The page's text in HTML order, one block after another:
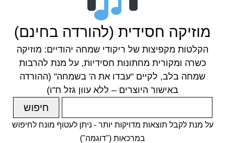
מוזיקה חסידית (להורדה בחינם)
הקלטות מקפיצות של ריקודי שמחה יהודיים: מוזיקה
כשרה ומקורית מחתונות חסידיות, על מנת להרבות
שמחה בלב, לקיים "עבדו את ה' בשמחה" (ההורדה
באישור היוצרים – ללא עוון גזל ח"ו)
על מנת לקבל תוצאות מדויקות יותר - ניתן לעטוף מונח לחיפוש
במרכאות ("דוגמה")